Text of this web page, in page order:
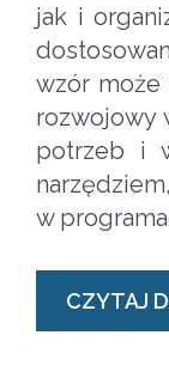
jak i
wzór może
rozwojowy
potrzeb i
w
CZYTAJ